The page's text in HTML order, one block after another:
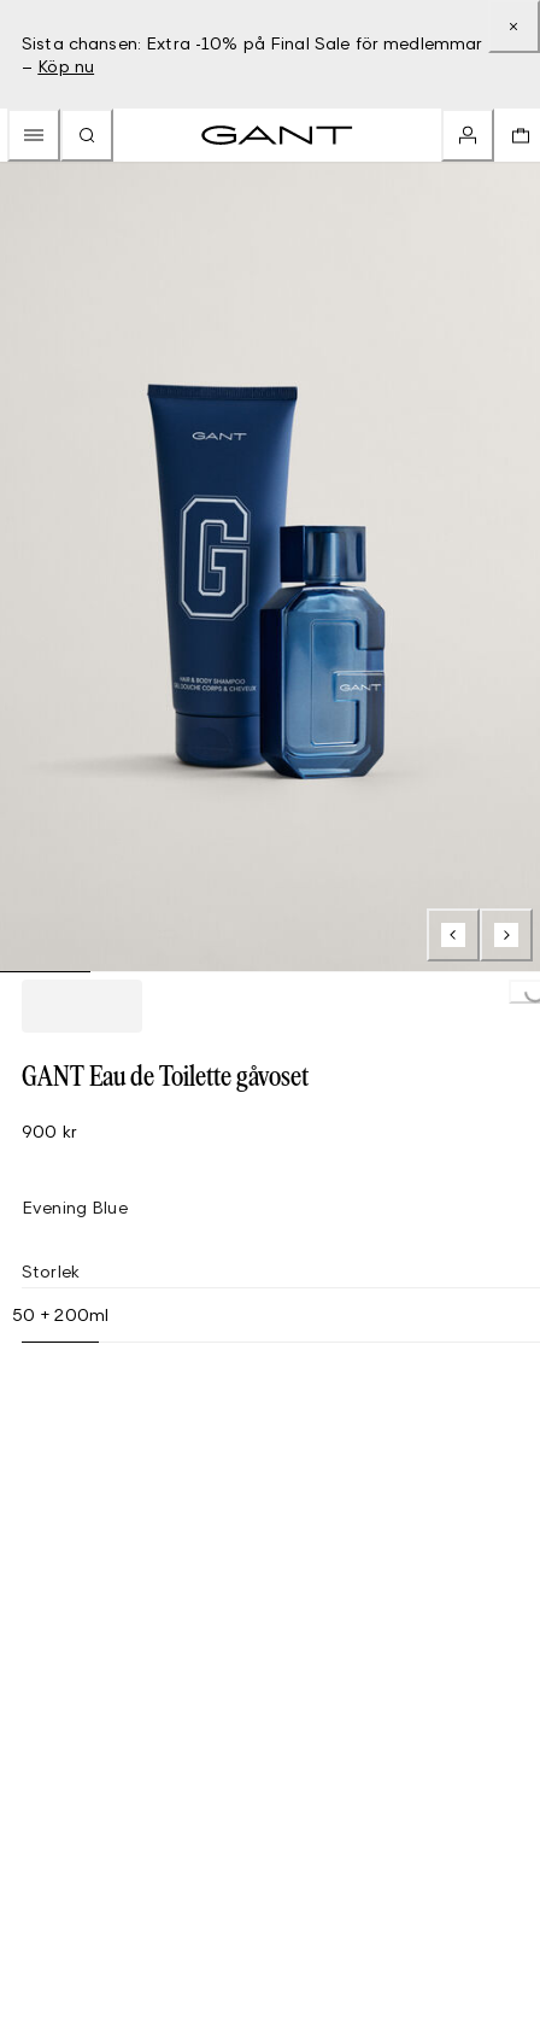
Sista chansen: Extra -10% på Final Sale för medlemmar
– Köp nu
GANT Eau de Toilette gåvoset
900 kr
Evening Blue
Storlek
50 + 200ml